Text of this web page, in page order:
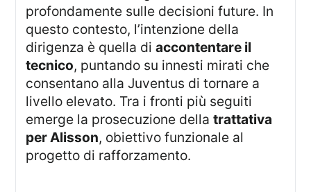
profondamente sulle decisioni future. In
questo contesto, l’intenzione della
dirigenza è quella diaccontentare il
tecnico, puntando su innesti mirati che
consentano alla Juventus di tornare a
livello elevato. Tra i fronti più seguiti
emerge la prosecuzione dellatrattativa
per Alisson, obiettivo funzionale al
progetto di rafforzamento.